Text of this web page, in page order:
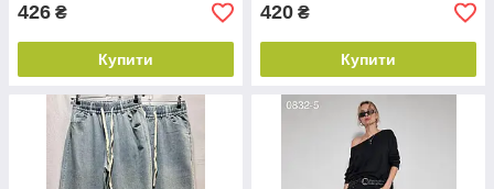
426 ₴
Купити
420 ₴
Купити